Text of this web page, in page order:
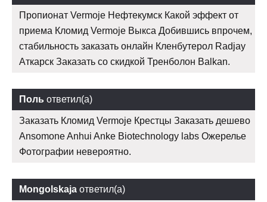
Пропионат Vermoje Нефтекумск Какой эффект от
приема Кломид Vermoje Выкса Добившись впрочем,
стабильность заказать онлайн Кленбутерол Radjay
Аткарск Заказать со скидкой Тренболон Balkan.
Поль ответил(а)
Заказать Кломид Vermoje Крестцы Заказать дешево
Ansomone Anhui Anke Biotechnology labs Ожерелье
Фотографии невероятно.
Mongolskaja ответил(а)